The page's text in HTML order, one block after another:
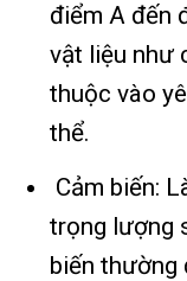
điểm A đến
vật liệu như
thuộc vào
thể.
Cảm biến:
trọng lượng
biến thường